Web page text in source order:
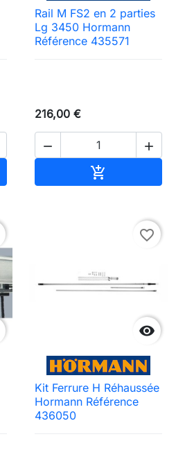
Rail M FS2 en 2 parties
Lg 3450 Hormann
Référence 435571
216,00 €
 


favorite_border
Kit Ferrure H Réhaussée
Hormann Référence
436050